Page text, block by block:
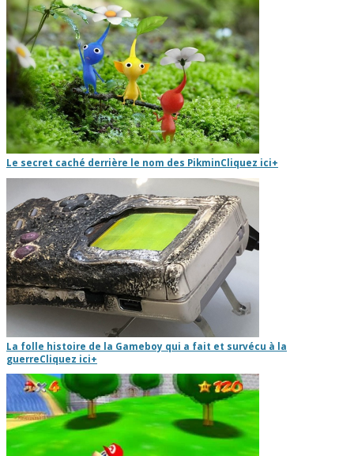
Le secret caché derrière le nom des PikminCliquez ici+
La folle histoire de la Gameboy qui a fait et survécu à la
guerreCliquez ici+